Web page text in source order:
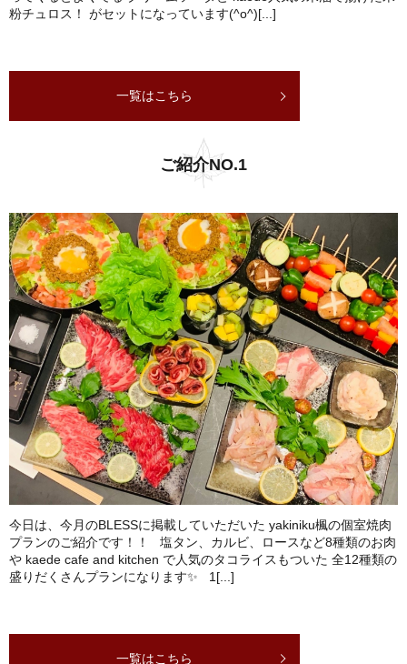
粉チュロス！ がセットになっています(^o^)[...]
一覧はこちら
ご紹介NO.1
今日は、今月のBLESSに掲載していただいた yakiniku楓の個室焼肉
プランのご紹介です！！ 塩タン、カルビ、ロースなど8種類のお肉
や kaede cafe and kitchen で人気のタコライスもついた 全12種類の
盛りだくさんプランになります✨ 1[...]
一覧はこちら